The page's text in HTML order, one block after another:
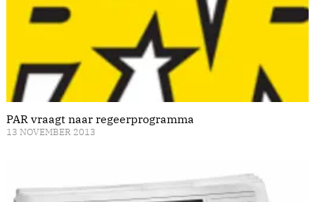
PAR vraagt naar regeerprogramma
13 NOVEMBER 2013